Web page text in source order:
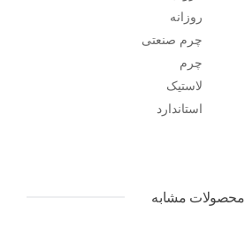
روزانه
چرم صنعتی
چرم
لاستیک
استاندارد
محصولات مشابه